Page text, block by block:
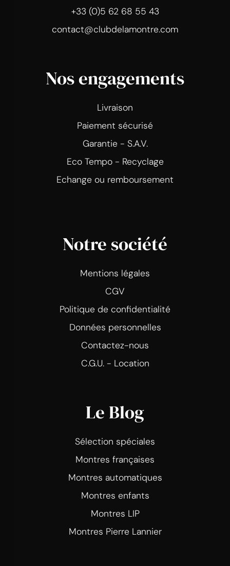
+33 (0)5 62 68 55 43
contact@clubdelamontre.com
Nos engagements
Livraison
Paiement sécurisé
Garantie - S.A.V.
Eco Tempo - Recyclage
Echange ou remboursement
Notre société
Mentions légales
CGV
Politique de confidentialité
Données personnelles
Contactez-nous
C.G.U. - Location
Le Blog
Sélection spéciales
Montres françaises
Montres automatiques
Montres enfants
Montres LIP
Montres Pierre Lannier